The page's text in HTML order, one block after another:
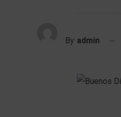
By admin